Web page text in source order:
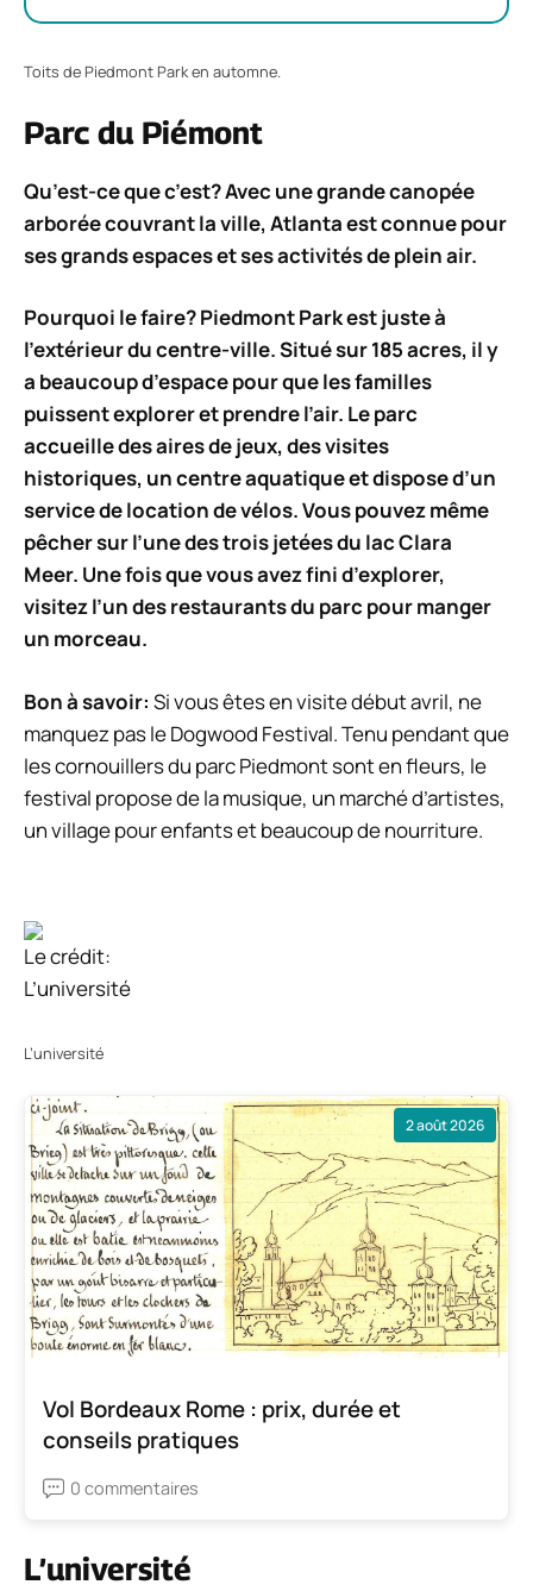
Toits de Piedmont Park en automne.
Parc du Piémont
Qu’est-ce que c’est? Avec une grande canopée
arborée couvrant la ville, Atlanta est connue pour
ses grands espaces et ses activités de plein air.
Pourquoi le faire? Piedmont Park est juste à
l’extérieur du centre-ville. Situé sur 185 acres, il y
a beaucoup d’espace pour que les familles
puissent explorer et prendre l’air. Le parc
accueille des aires de jeux, des visites
historiques, un centre aquatique et dispose d’un
service de location de vélos. Vous pouvez même
pêcher sur l’une des trois jetées du lac Clara
Meer. Une fois que vous avez fini d’explorer,
visitez l’un des restaurants du parc pour manger
un morceau.
Bon à savoir: Si vous êtes en visite début avril, ne
manquez pas le Dogwood Festival. Tenu pendant que
les cornouillers du parc Piedmont sont en fleurs, le
festival propose de la musique, un marché d’artistes,
un village pour enfants et beaucoup de nourriture.
Le crédit:
L’université
L’université
2 août 2026
Vol Bordeaux Rome : prix, durée et
conseils pratiques
0 commentaires
L’université